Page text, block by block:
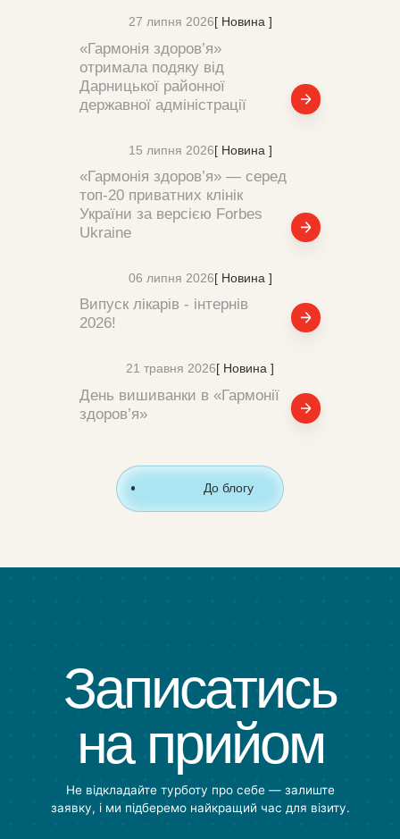
27 липня 2026 [ Новина ]
«Гармонія здоров’я»
отримала подяку від
Дарницької районної
державної адміністрації
15 липня 2026[ Новина ]
«Гармонія здоров’я» — серед
топ-20 приватних клінік
України за версією Forbes
Ukraine
06 липня 2026 [ Новина ]
Випуск лікарів - інтернів
2026!
21 травня 2026 [ Новина ]
День вишиванки в «Гармонії
здоров’я»
До блогу
Записатись
на прийом
Не відкладайте турботу про себе — залиште
заявку, і ми підберемо найкращий час для візиту.